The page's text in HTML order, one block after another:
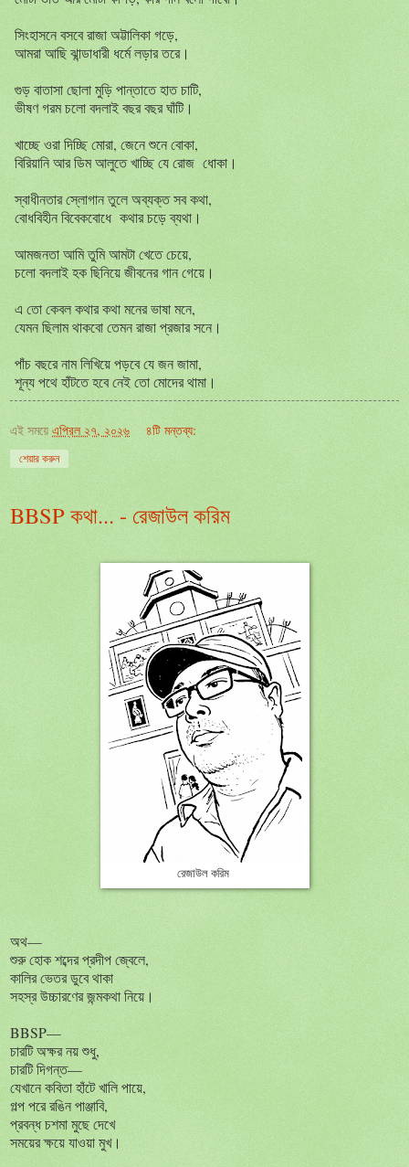
সিংহাসনে বসবে রাজা অট্টালিকা গড়ে,
আমরা আছি ঝান্ডাধারী ধর্মে লড়ার তরে।
গুড় বাতাসা ছোলা মুড়ি পান্তাতে হাত চাটি,
ভীষণ গরম চলো বদলাই বছর বছর ঘাঁটি।
খাচ্ছে ওরা দিচ্ছি মোরা, জেনে শুনে বোকা,
বিরিয়ানি আর ডিম আলুতে খাচ্ছি যে রোজ ধোকা।
স্বাধীনতার স্লোগান তুলে অব্যক্ত সব কথা,
বোধবিহীন বিবেকবোধে কথার চড়ে ব্যথা।
আমজনতা আমি তুমি আমটা খেতে চেয়ে,
চলো বদলাই হক ছিনিয়ে জীবনের গান গেয়ে।
এ তো কেবল কথার কথা মনের ভাষা মনে,
যেমন ছিলাম থাকবো তেমন রাজা প্রজার সনে।
পাঁচ বছরে নাম লিখিয়ে পড়বে যে জন জামা,
শূন্য পথে হাঁটতে হবে নেই তো মোদের থামা।
এই সময়ে এপ্রিল ২৭, ২০২৬ ৪টি মন্তব্য:
শেয়ার করুন
BBSP কথা... - রেজাউল করিম
রেজাউল করিম
অথ—
শুরু হোক শব্দের প্রদীপ জ্বেলে,
কালির ভেতর ডুবে থাকা
সহস্র উচ্চারণের জন্মকথা নিয়ে।
BBSP—
চারটি অক্ষর নয় শুধু,
চারটি দিগন্ত—
যেখানে কবিতা হাঁটে খালি পায়ে,
গল্প পরে রঙিন পাঞ্জাবি,
প্রবন্ধ চশমা মুছে দেখে
সময়ের ক্ষয়ে যাওয়া মুখ।